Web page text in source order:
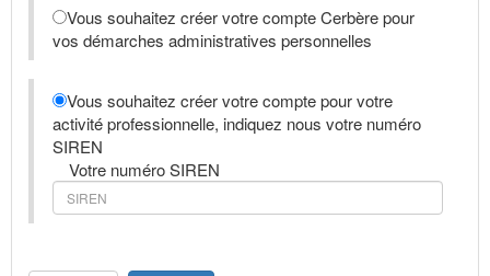
Vous souhaitez créer votre compte Cerbère pour
vos démarches administratives personnelles
Vous souhaitez créer votre compte pour votre
activité professionnelle, indiquez nous votre numéro
SIREN
Votre numéro SIREN